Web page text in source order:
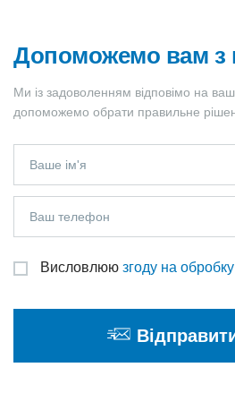
Допоможемо вам з
Ми із задоволенням відповімо на
допоможемо обрати правильне
Висловлюю згоду на